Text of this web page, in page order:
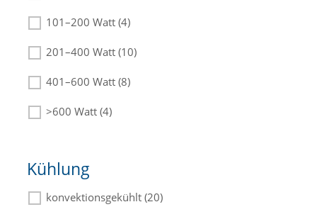
101–200 Watt (4)
201–400 Watt (10)
401–600 Watt (8)
>600 Watt (4)
Kühlung
konvektionsgekühlt (20)